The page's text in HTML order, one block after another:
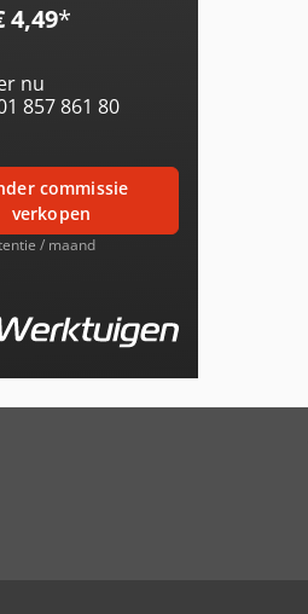
4,49*
nu
857 861 80
verkopen
/ maand